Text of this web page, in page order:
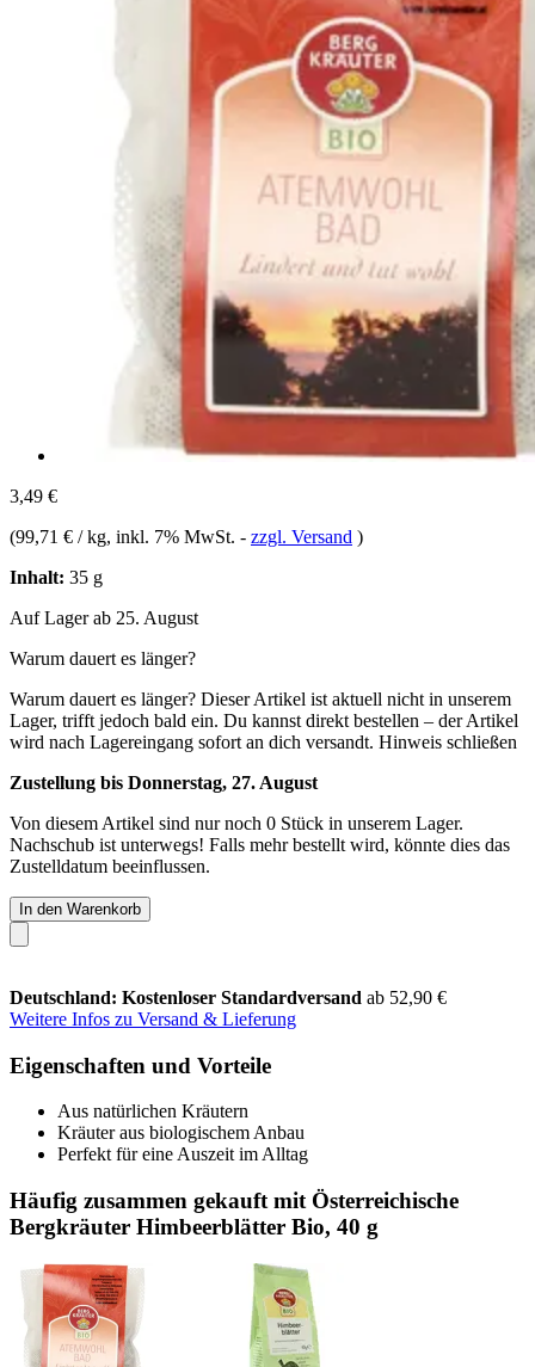
3,49 €
(99,71 € / kg, inkl. 7% MwSt. - zzgl. Versand )
Inhalt: 35 g
Auf Lager ab 25. August
Warum dauert es länger?
Warum dauert es länger? Dieser Artikel ist aktuell nicht in unserem
Lager, trifft jedoch bald ein. Du kannst direkt bestellen – der Artikel
wird nach Lagereingang sofort an dich versandt. Hinweis schließen
Zustellung bis Donnerstag, 27. August
Von diesem Artikel sind nur noch 0 Stück in unserem Lager.
Nachschub ist unterwegs! Falls mehr bestellt wird, könnte dies das
Zustelldatum beeinflussen.
In den Warenkorb
Deutschland: Kostenloser Standardversand ab 52,90 €
Weitere Infos zu Versand & Lieferung
Eigenschaften und Vorteile
Aus natürlichen Kräutern
Kräuter aus biologischem Anbau
Perfekt für eine Auszeit im Alltag
Häufig zusammen gekauft mit Österreichische
Bergkräuter Himbeerblätter Bio, 40 g